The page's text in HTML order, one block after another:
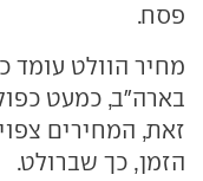
פסח.
בארה"ב, כמעט
זאת, המחירים
הזמן, כך שברולט.